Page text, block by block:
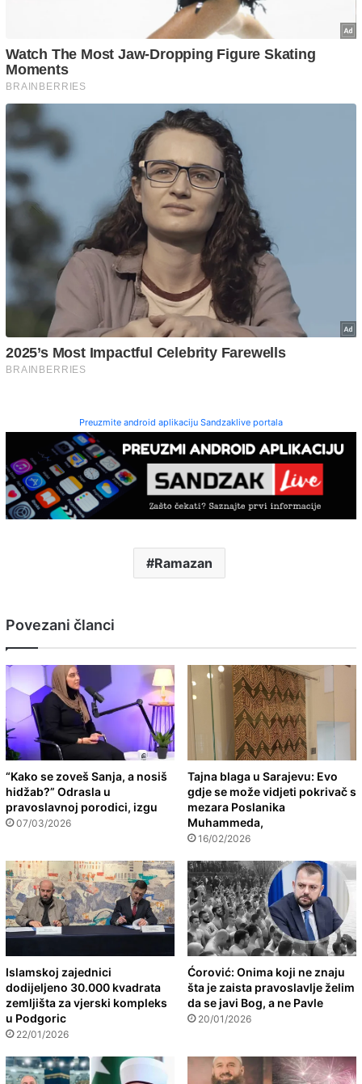
Preuzmite android aplikaciju Sandzaklive portala
Ramazan
Povezani članci
“Kako se zoveš Sanja, a nosiš
hidžab?” Odrasla u
pravoslavnoj porodici, izgu
07/03/2026
Tajna blaga u Sarajevu: Evo
gdje se može vidjeti pokrivač s
mezara Poslanika
Muhammeda,
16/02/2026
Islamskoj zajednici
dodijeljeno 30.000 kvadrata
zemljišta za vjerski kompleks
u Podgoric
22/01/2026
Ćorović: Onima koji ne znaju
šta je zaista pravoslavlje želim
da se javi Bog, a ne Pavle
20/01/2026